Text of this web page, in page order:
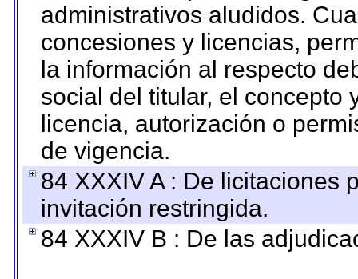
administrativos aludidos.
concesiones y licencias,
la información al respecto
social del titular, el concepto
licencia, autorización o
de vigencia.
84 XXXIV A : De licitaciones
invitación restringida.
84 XXXIV B : De las